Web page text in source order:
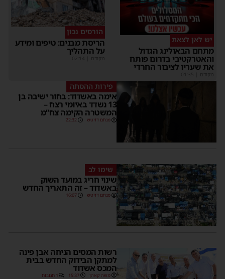
יש לאן לצאת
מתחם הבאולינג הגדול
והאטרקטיבי בדרום פותח
את שעריו לציבור החרדי
מקודם
הורסים נכון
הריסת מבנים: טיפים ומידע
על התהליך
מקודם
פירות ההסתה
אימה באשדוד: בחור ישיבה בן
13 נשדד באיומי רצח –
המשטרה הקימה צח”מ
מנחם דויטש 22:32
שימו לב
שינוי חריג במועד השוק
באשדוד – זה התאריך החדש
מנחם דויטש 16:07
רשות המסים הניחה אבן פינה
למתקן הבידוק החדש בבית
המכס אשדוד
משה קאהן 15:37 1 תגובות